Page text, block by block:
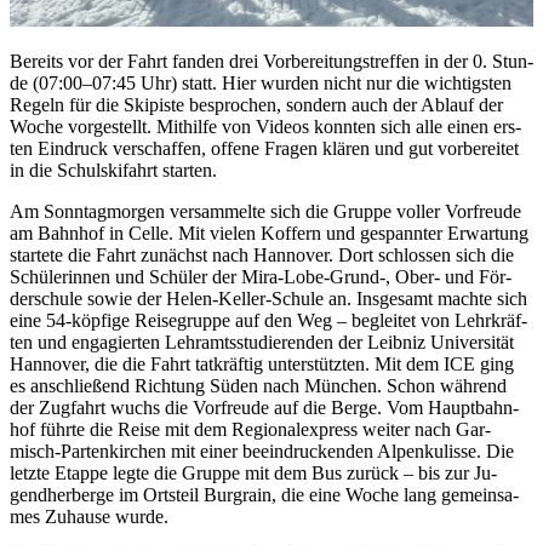
Be­reits vor der Fahrt fan­den drei Vor­be­rei­tungs­tref­fen in der 0. Stun­
de (07:00–07:45 Uhr) statt. Hier wur­den nicht nur die wich­tigs­ten
Re­geln für die Ski­pis­te be­spro­chen, son­dern auch der Ab­lauf der
Wo­che vor­ge­stellt. Mit­hil­fe von Vi­de­os konn­ten sich alle ei­nen ers­
ten Ein­druck ver­schaf­fen, of­fe­ne Fra­gen klä­ren und gut vor­be­rei­tet
in die Schul­ski­fahrt star­ten.
Am Sonn­tag­mor­gen ver­sam­mel­te sich die Grup­pe vol­ler Vor­freu­de
am Bahn­hof in Cel­le. Mit vie­len Kof­fern und ge­spann­ter Er­war­tung
star­te­te die Fahrt zu­nächst nach Han­no­ver. Dort schlos­sen sich die
Schü­le­rin­nen und Schü­ler der Mira-Lobe-Grund-, Ober- und För­
der­schu­le so­wie der He­len-Kel­ler-Schu­le an. Ins­ge­samt mach­te sich
eine 54-köp­fi­ge Rei­se­grup­pe auf den Weg – be­glei­tet von Lehr­kräf­
ten und en­ga­gier­ten Lehr­amts­stu­die­ren­den der Leib­niz Uni­ver­si­tät
Han­no­ver, die die Fahrt tat­kräf­tig un­ter­stütz­ten. Mit dem ICE ging
es an­schlie­ßend Rich­tung Sü­den nach Mün­chen. Schon wäh­rend
der Zug­fahrt wuchs die Vor­freu­de auf die Ber­ge. Vom Haupt­bahn­
hof führ­te die Rei­se mit dem Re­gio­nal­ex­press wei­ter nach Gar­
misch-Par­ten­kir­chen mit ei­ner be­ein­dru­cken­den Al­pen­ku­lis­se. Die
letz­te Etap­pe leg­te die Grup­pe mit dem Bus zu­rück – bis zur Ju­
gend­her­ber­ge im Orts­teil Burg­rain, die eine Wo­che lang ge­mein­sa­
mes Zu­hau­se wur­de.